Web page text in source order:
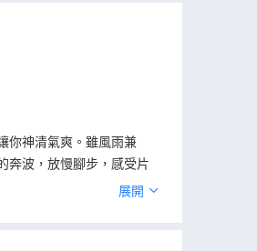
你神清氣爽。雖風雨兼
奔波，放慢腳步，感受片
展開